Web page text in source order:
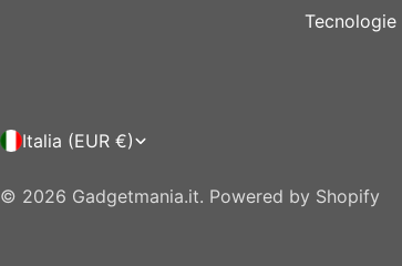
Tecnologie
P
a
Italia (EUR €)
© 2026 Gadgetmania.it. Powered by Shopify